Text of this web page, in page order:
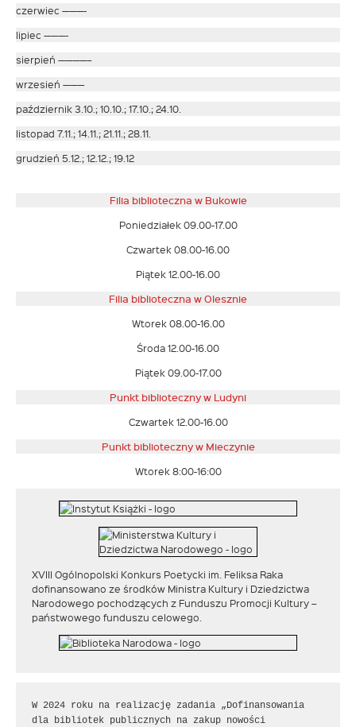
czerwiec ———-
lipiec ———-
sierpień ————–
wrzesień ———
październik 3.10.; 10.10.; 17.10.; 24.10.
listopad 7.11.; 14.11.; 21.11.; 28.11.
grudzień 5.12.; 12.12.; 19.12
Filia biblioteczna w Bukowie
Poniedziałek 09.00-17.00
Czwartek 08.00-16.00
Piątek 12.00-16.00
Filia biblioteczna w Olesznie
Wtorek 08.00-16.00
Środa 12.00-16.00
Piątek 09.00-17.00
Punkt biblioteczny w Ludyni
Czwartek 12.00-16.00
Punkt biblioteczny w Mieczynie
Wtorek 8:00-16:00
XVIII Ogólnopolski Konkurs Poetycki im. Feliksa Raka
dofinansowano ze środków Ministra Kultury i Dziedzictwa
Narodowego pochodzących z Funduszu Promocji Kultury –
państwowego funduszu celowego.
W 2024 roku na realizację zadania „Dofinansowania
dla bibliotek publicznych na zakup nowości